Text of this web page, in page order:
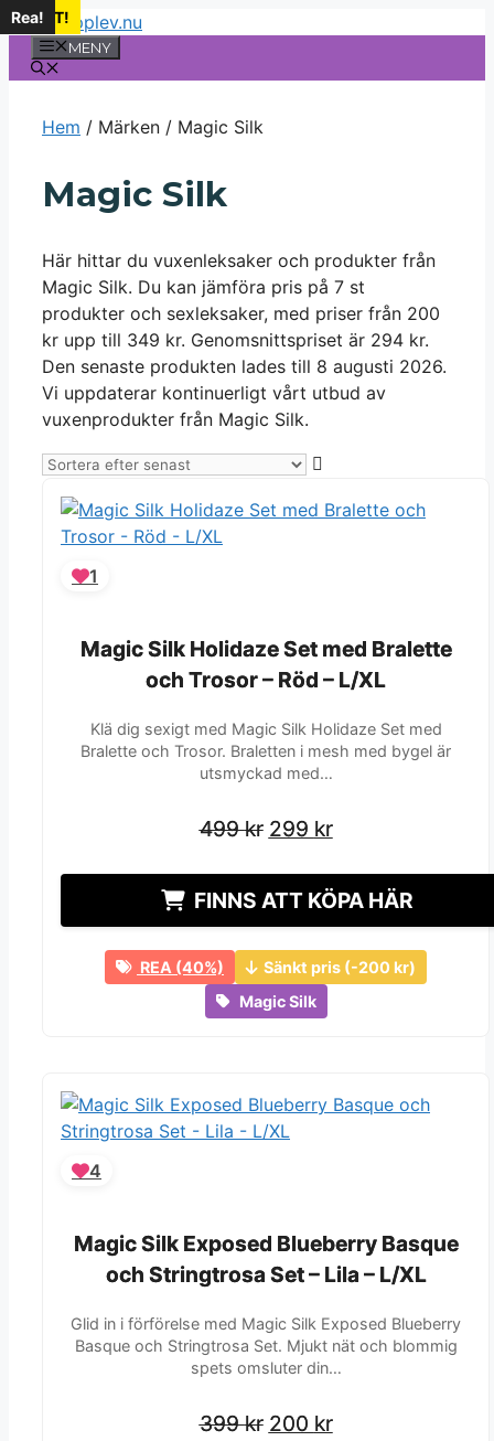
Hoppa
innehåll
MENY
Hem / Märken / Magic Silk
Magic Silk
Här hittar du vuxenleksaker och produkter från
Magic Silk. Du kan jämföra pris på 7 st
produkter och sexleksaker, med priser från 200
kr upp till 349 kr. Genomsnittspriset är 294 kr.
Den senaste produkten lades till 8 augusti 2026.
Vi uppdaterar kontinuerligt vårt utbud av
vuxenprodukter från Magic Silk.
Rea!
NYHET!
1
Magic Silk Holidaze Set med Bralette
och Trosor – Röd – L/XL
Magic Silk Holidaze Set med Bralette
och Trosor – Röd – L/XL
Klä dig sexigt med Magic Silk Holidaze Set med
Bralette och Trosor. Braletten i mesh med bygel är
utsmyckad med…
499kr Det
priset
var:
499 kr.
299 krDet
priset
är:
299 kr.
499kr Det
priset
var:
499 kr.
299 krDet
priset
är:
299 kr.
FINNS ATT KÖPA HÄR
REA (40%)
Sänkt pris (-200 kr)
Magic Silk
Rea!
4
Magic Silk Exposed Blueberry Basque
och Stringtrosa Set – Lila – L/XL
Magic Silk Exposed Blueberry Basque
och Stringtrosa Set – Lila – L/XL
Glid in i förförelse med Magic Silk Exposed Blueberry
Basque och Stringtrosa Set. Mjukt nät och blommig
spets omsluter din…
399kr Det
200 krDet
399kr Det
200 krDet
Rea!
Rea!
Rea!
Rea!
Rea!